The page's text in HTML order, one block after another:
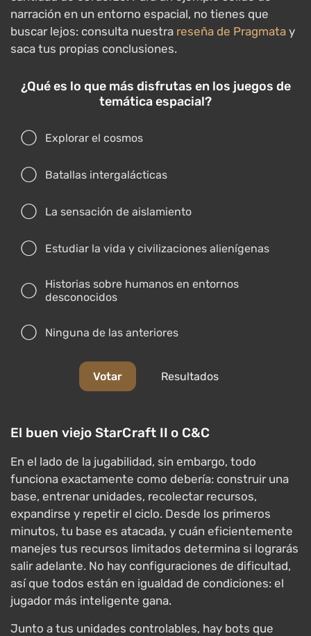
narración en un entorno espacial, no tienes que
buscar lejos: consulta nuestra reseña de Pragmata y
saca tus propias conclusiones.
¿Qué es lo que más disfrutas en los juegos de
temática espacial?
Explorar el cosmos
Batallas intergalácticas
La sensación de aislamiento
Estudiar la vida y civilizaciones alienígenas
Historias sobre humanos en entornos
desconocidos
Ninguna de las anteriores
Votar Resultados
El buen viejo StarCraft II o C&C
En el lado de la jugabilidad, sin embargo, todo
funciona exactamente como debería: construir una
base, entrenar unidades, recolectar recursos,
expandirse y repetir el ciclo. Desde los primeros
minutos, tu base es atacada, y cuán eficientemente
manejes tus recursos limitados determina si lograrás
salir adelante. No hay configuraciones de dificultad,
así que todos están en igualdad de condiciones: el
jugador más inteligente gana.
Junto a tus unidades controlables, hay bots que